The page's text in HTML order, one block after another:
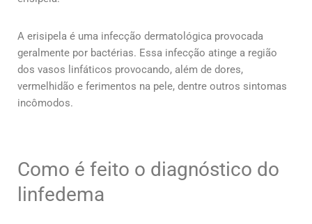
A erisipela é uma infecção dermatológica provocada
geralmente por bactérias. Essa infecção atinge a região
dos vasos linfáticos provocando, além de dores,
vermelhidão e ferimentos na pele, dentre outros sintomas
incômodos.
Como é feito o diagnóstico do
linfedema